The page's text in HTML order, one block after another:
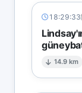
18:29:33
14.9 km